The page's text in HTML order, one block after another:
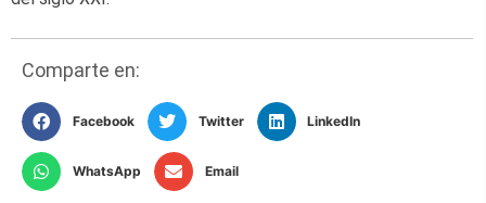
Comparte en:
Facebook Twitter LinkedIn
WhatsApp Email